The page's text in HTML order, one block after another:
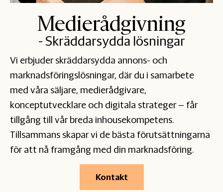
Medierådgivning
- Skräddarsydda lösningar
Vi erbjuder skräddarsydda annons- och
marknadsföringslösningar, där du i samarbete
med våra säljare, medierådgivare,
konceptutvecklare och digitala strateger – får
tillgång till vår breda inhousekompetens.
Tillsammans skapar vi de bästa förutsättningarna
för att nå framgång med din marknadsföring.
Kontakt